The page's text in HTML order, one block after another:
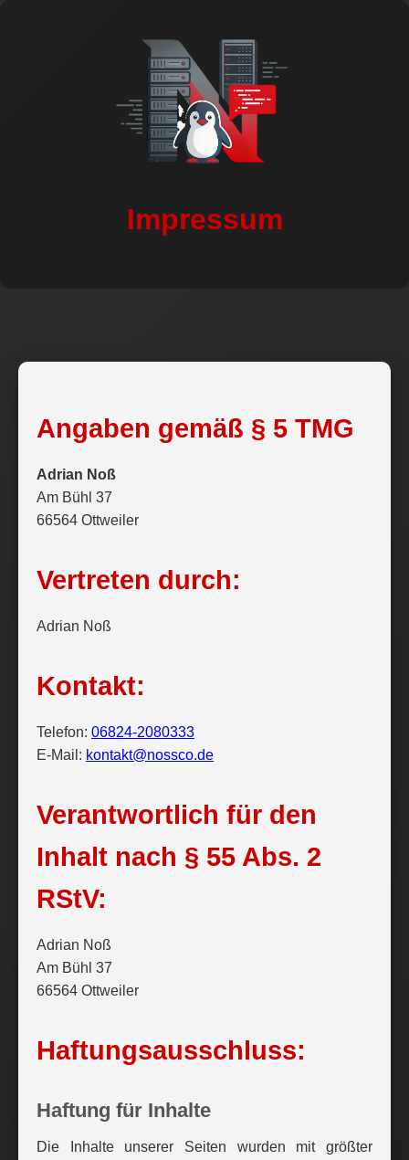
Impressum
Angaben gemäß § 5 TMG
Adrian Noß
Am Bühl 37
66564 Ottweiler
Vertreten durch:
Adrian Noß
Kontakt:
Telefon: 06824-2080333
E-Mail: kontakt@nossco.de
Verantwortlich für den
Inhalt nach § 55 Abs. 2
RStV:
Adrian Noß
Am Bühl 37
66564 Ottweiler
Haftungsausschluss:
Haftung für Inhalte
Die Inhalte unserer Seiten wurden mit größter